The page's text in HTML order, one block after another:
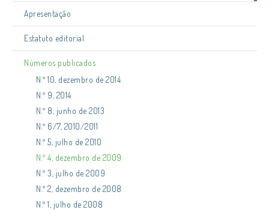
Apresentação
Estatuto editorial
Números publicados
N.º 10, dezembro de 2014
N.º 9, 2014
N.º 8, junho de 2013
N.º 6/7, 2010/2011
N.º 5, julho de 2010
N.º 4, dezembro de 2009
N.º 3, julho de 2009
N.º 2, dezembro de 2008
N.º 1, julho de 2008